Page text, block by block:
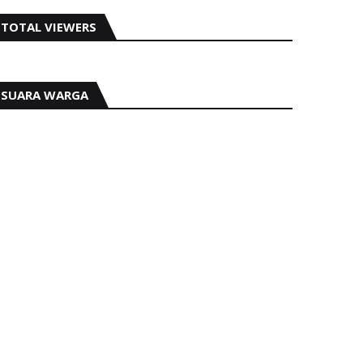
TOTAL VIEWERS
SUARA WARGA